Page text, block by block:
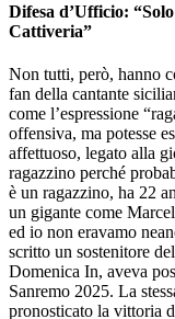
Difesa d’Ufficio:
Cattiveria”
Non tutti, però, hanno
fan della cantante
come l’espressione
offensiva, ma potesse
affettuoso, legato alla
ragazzino perché
è un ragazzino, ha 22
un gigante come
ed io non eravamo
scritto un sostenitore
Domenica In, aveva
Sanremo 2025. La
pronosticato la vittoria